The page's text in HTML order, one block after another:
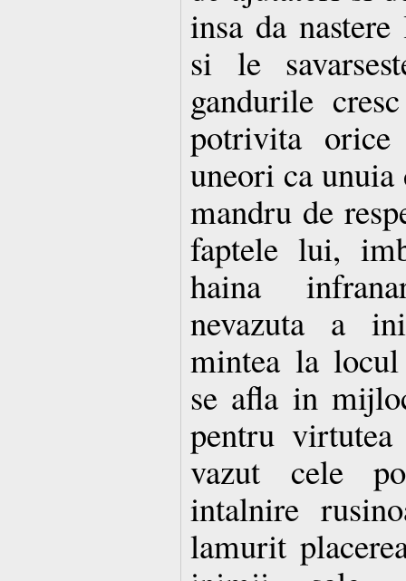
insa da
si le
gandurile
potrivita
uneori ca
mandru de
faptele lui,
haina
nevazuta a
mintea la
se afla in
pentru
vazut cele
intalnire
lamurit